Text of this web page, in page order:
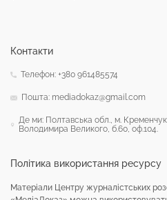
Політика використання ресурсу
Матеріали Центру журналістських
Контакти
Телефон: +380 961485574
Пошта: mediadokaz@gmail.com
Де ми: Полтавська обл., м.
Володимира Великого, б.60, оф.104.